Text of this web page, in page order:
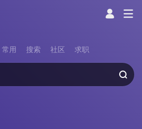
常用 搜索 社区 求职